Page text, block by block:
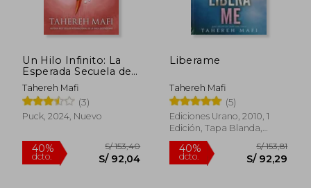
55%
dcto.
S/ 157,03
dcto.
Un Hilo Infinito: La
Esperada Secuela de
un Reino Entretejido
Tahereh Mafi
(3)
Puck, 2024, Nuevo
Liberame
Tahereh Mafi
(5)
Ediciones Urano, 2010, 1
Edición, Tapa Blanda,
Nuevo